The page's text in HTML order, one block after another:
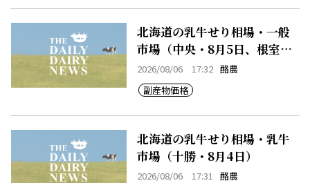
北海道の乳牛せり相場・一般
市場（中央・8月5日、根室・8
月5日）
2026/08/06 17:32 酪農
副産物価格
北海道の乳牛せり相場・乳牛
市場（十勝・8月4日）
2026/08/06 17:31
酪農